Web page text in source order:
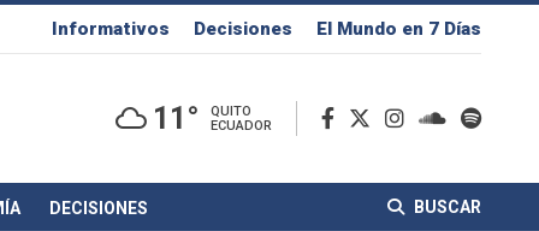
Informativos Decisiones El Mundo en 7 Días
11°
QUITO
ECUADOR
DECISIONES BUSCAR